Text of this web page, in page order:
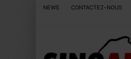
NEWS CONTACTEZ-NOUS